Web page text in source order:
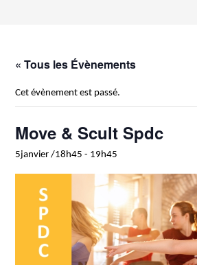
« Tous les Évènements
Cet évènement est passé.
Move & Scult Spdc
5janvier /18h45 - 19h45